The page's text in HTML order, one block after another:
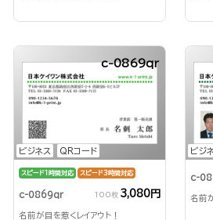
ビジネス QRコード
c-0869qr
スピード1時間対応 スピード3時間対応
c-0869qr 100枚 3,080円
名前が目を惹くレイアウト！
ビジ
c-
名前